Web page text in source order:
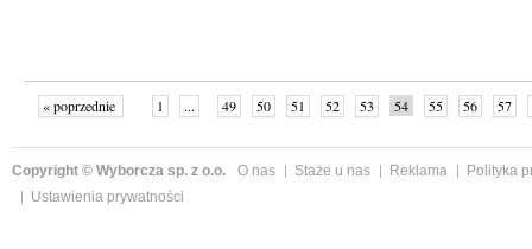
« poprzednie 1 ... 49 50 51 52 53 54 55 56 57
Copyright © Wyborcza sp. z o.o. O nas Staże u nas Reklama
Polityka
Ustawienia prywatności